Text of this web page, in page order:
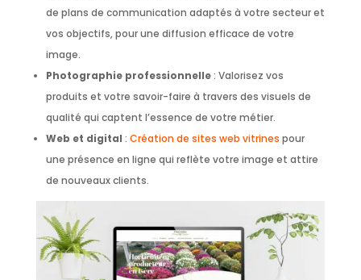
de plans de communication adaptés à votre secteur et
vos objectifs, pour une diffusion efficace de votre
image.
Photographie professionnelle: Valorisez vos
produits et votre savoir-faire à travers des visuels de
qualité qui captent l’essence de votre métier.
Web et digital : Création de sites web vitrines pour
une présence en ligne qui reflète votre image et attire
de nouveaux clients.